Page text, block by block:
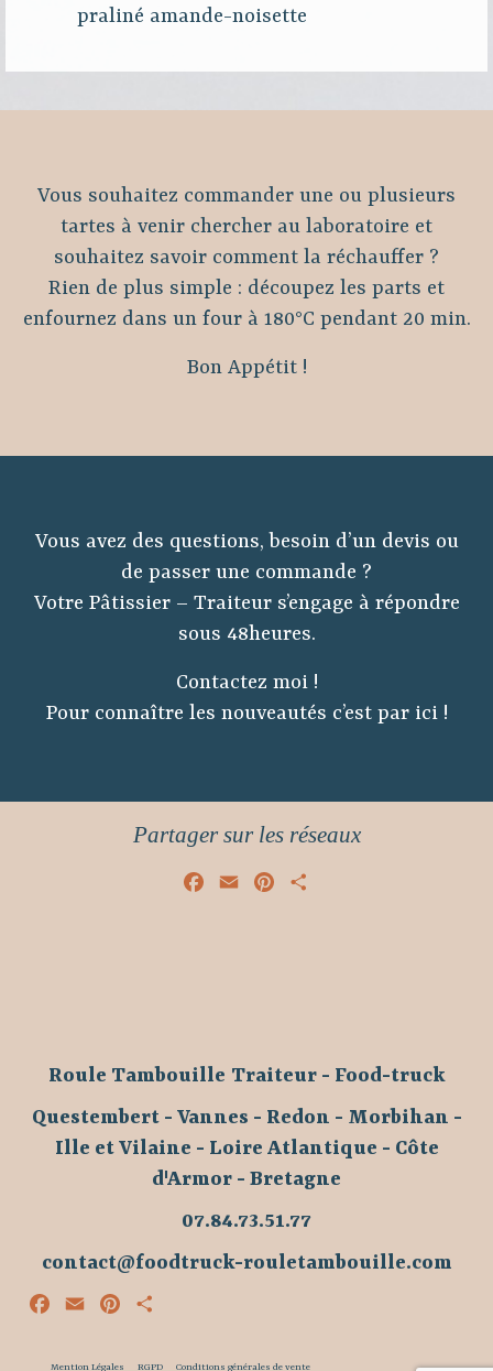
praliné amande-noisette
Vous souhaitez commander une ou plusieurs
tartes à venir chercher au laboratoire et
souhaitez savoir comment la réchauffer ?
Rien de plus simple : découpez les parts et
enfournez dans un four à 180°C pendant 20 min.
Bon Appétit !
Vous avez des questions, besoin d’un devis ou
de passer une commande ?
Votre Pâtissier – Traiteur s’engage à répondre
sous 48heures.
Contactez moi !
Pour connaître les nouveautés c’est par ici !
Partager sur les réseaux
Facebook
Email Pinterest
Roule Tambouille Traiteur - Food-truck
Questembert - Vannes - Redon - Morbihan -
Ille et Vilaine - Loire Atlantique - Côte
d'Armor - Bretagne
07.84.73.51.77
contact@foodtruck-rouletambouille.com
Facebook
Email Pinterest
Mention Légales RGPD Conditions générales de vente